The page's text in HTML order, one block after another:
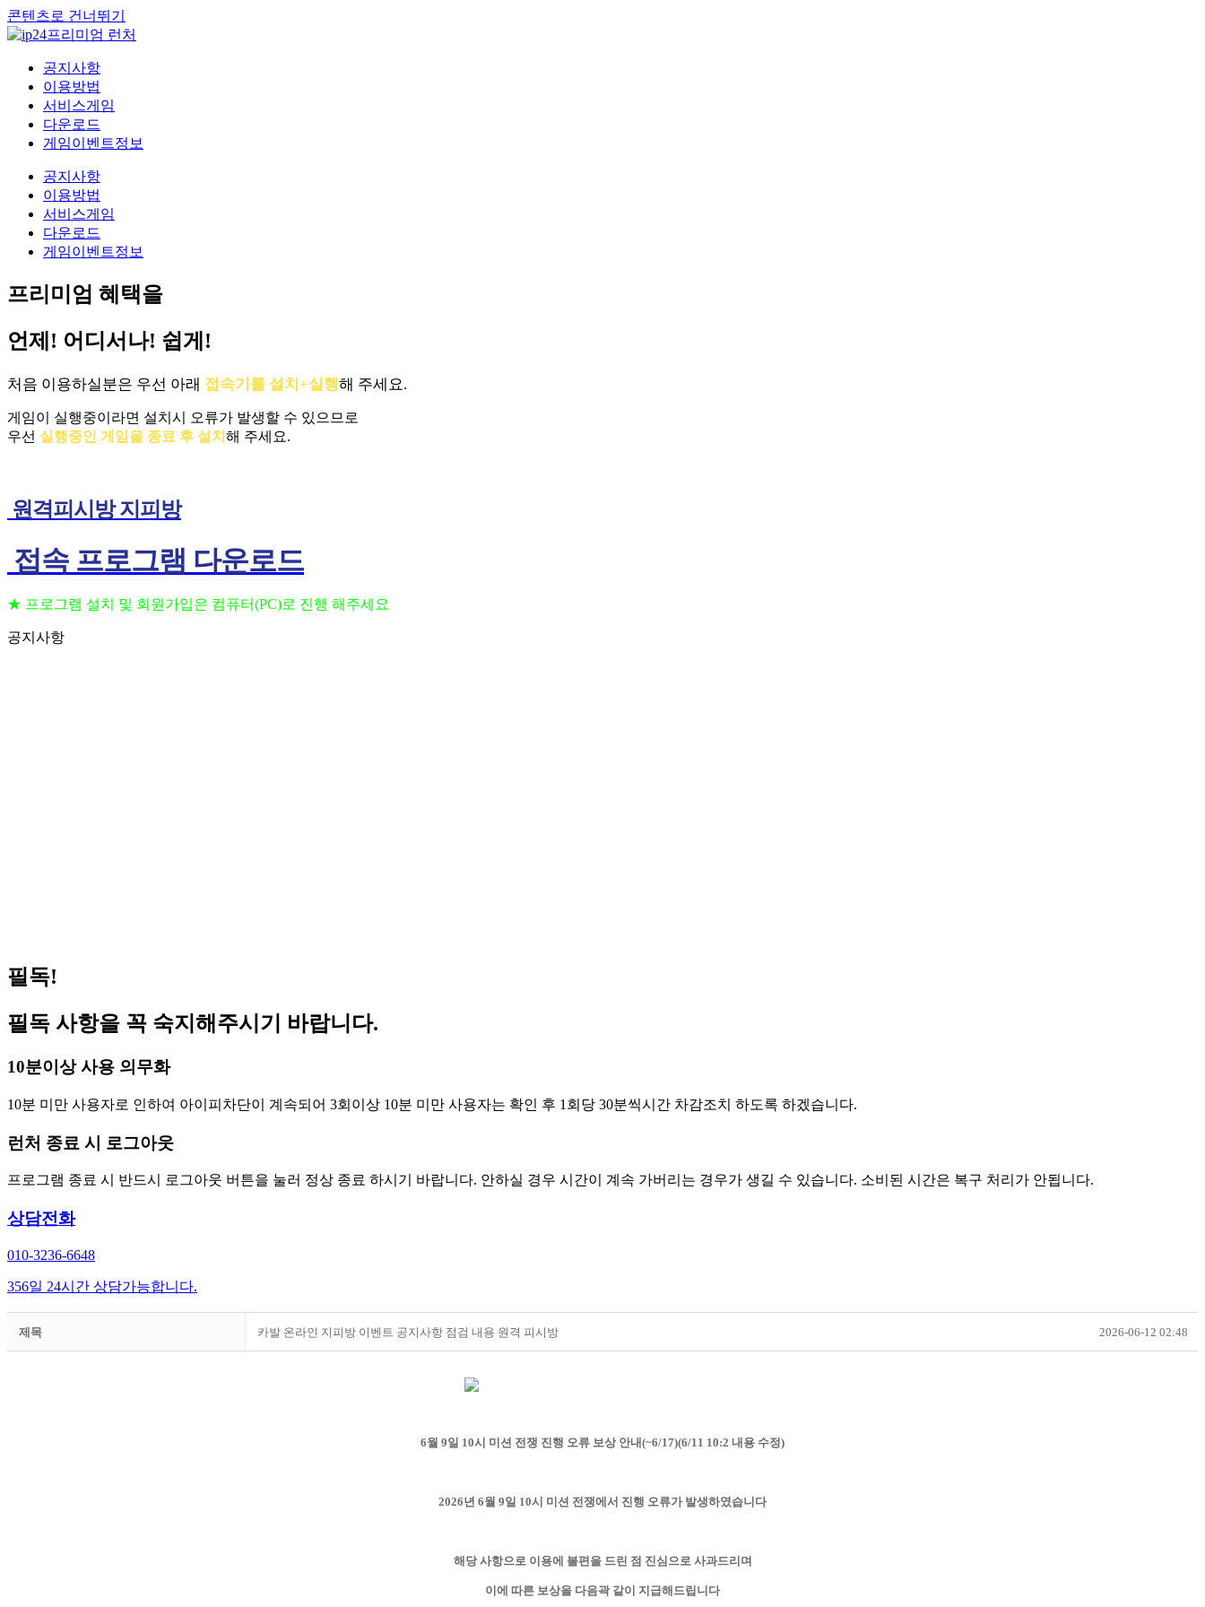
콘텐츠로 건너뛰기
공지사항
이용방법
서비스게임
다운로드
게임이벤트정보
공지사항
이용방법
서비스게임
다운로드
게임이벤트정보
프리미엄 혜택을
언제! 어디서나! 쉽게!
처음 이용하실분은 우선 아래 접속기를 설치+실행해 주세요.
게임이 실행중이라면 설치시 오류가 발생할 수 있으므로
우선 실행중인 게임을 종료 후 설치 해 주세요.
원격피시방 지피방
접속 프로그램 다운로드
★ 프로그램 설치 및 회원가입은 컴퓨터(PC)로 진행 해주세요
공지사항
필독!
필독 사항을 꼭 숙지해주시기 바랍니다.
10분이상 사용 의무화
10분 미만 사용자로 인하여 아이피차단이 계속되어 3회이상 10분 미만 사용자는 확인 후 1회당 30분씩시간 차감조치 하도록 하겠습니다.
런처 종료 시 로그아웃
프로그램 종료 시 반드시 로그아웃 버튼을 눌러 정상 종료 하시기 바랍니다. 안하실 경우 시간이 계속 가버리는 경우가 생길 수 있습니다. 소비된 시간은 복구 처리가 안됩니다.
상담전화
010-3236-6648
356일 24시간 상담가능합니다.
제목 카발 온라인 지피방 이벤트 공지사항 점검 내용 원격 피시방 2026-06-12 02:48
6월 9일 10시 미션 전쟁 진행 오류 보상 안내(~6/17)(6/11 10:2 내용 수정)
2026년 6월 9일 10시 미션 전쟁에서 진행 오류가 발생하였습니다
해당 사항으로 이용에 불편을 드린 점 진심으로 사과드리며
이에 따른 보상을 다음곽 같이 지급해드립니다